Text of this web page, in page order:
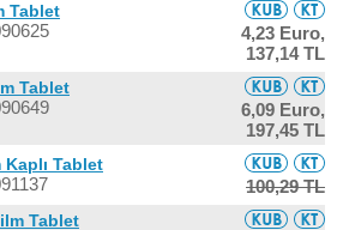
Tablet
4,23 Euro,
137,14 TL
Tablet
6,09 Euro,
197,45 TL
Tablet
100,29 TL
Tablet